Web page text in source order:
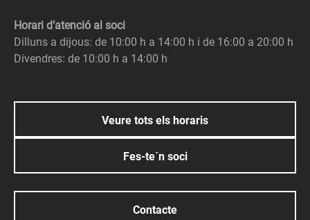
Horari d’atenció al soci
Dilluns a dijous: de 10:00 h a 14:00 h i de 16:00 a 20:00 h
Divendres: de 10:00 h a 14:00 h
Veure tots els horaris
Fes-te´n soci
Contacte